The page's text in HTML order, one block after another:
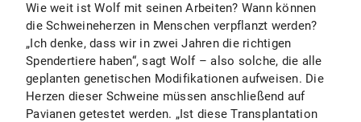
Wie weit ist Wolf mit seinen Arbeiten? Wann können
die Schweineherzen in Menschen verpflanzt werden?
„Ich denke, dass wir in zwei Jahren die richtigen
Spendertiere haben“, sagt Wolf – also solche, die alle
geplanten genetischen Modifikationen aufweisen. Die
Herzen dieser Schweine müssen anschließend auf
Pavianen getestet werden. „Ist diese Transplantation